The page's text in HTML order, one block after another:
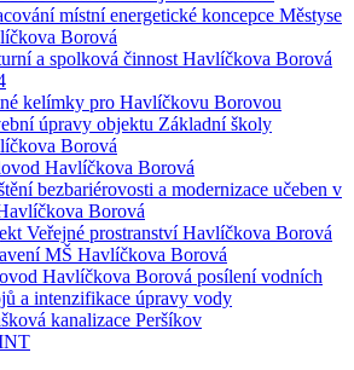
místní energetické koncepce Městyse
Borová
a spolková činnost Havlíčkova Borová
kelímky pro Havlíčkovu Borovou
úpravy objektu Základní školy
Borová
Havlíčkova Borová
bezbariérovosti a modernizace učeben v
Borová
Veřejné prostranství Havlíčkova Borová
MŠ Havlíčkova Borová
Havlíčkova Borová posílení vodních
a intenzifikace úpravy vody
kanalizace Peršíkov